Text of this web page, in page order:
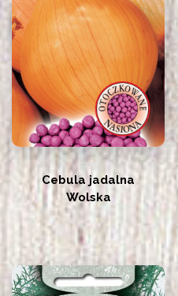
Cebula jadalna
Wolska